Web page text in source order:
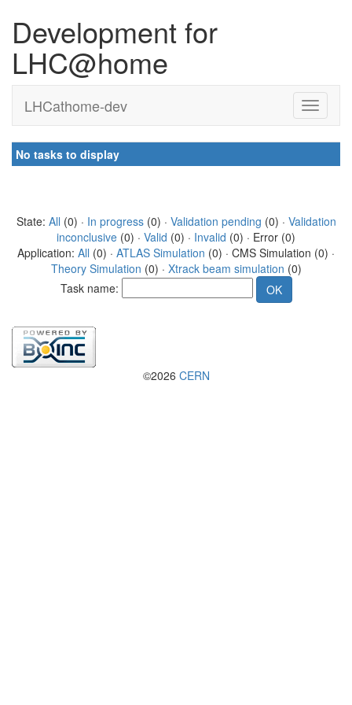
Development for
LHC@home
LHCathome-dev
No tasks to display
State: All (0) · In progress(0) · Validation pending (0) · Validation
inconclusive (0) · Valid (0) · Invalid (0) · Error (0)
Application: All (0) · ATLAS Simulation (0) · CMS Simulation (0) ·
Theory Simulation (0) · Xtrack beam simulation (0)
Task name:
©2026 CERN